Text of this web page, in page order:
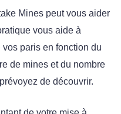
Mines peut vous aider
vous aide à
paris en fonction du
de mines et du nombre
de découvrir.